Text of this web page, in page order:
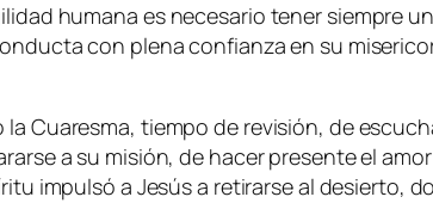
humana es necesario tener siempre
con plena confianza en su
Cuaresma, tiempo de revisión, de
a su misión, de hacer presente el
impulsó a Jesús a retirarse al desierto,